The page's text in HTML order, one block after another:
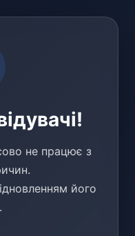
не працює з
його